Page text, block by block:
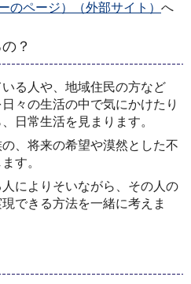
のページ）（外部サイト） へ
？
る人や、地域住民の方など
々の生活の中で気にかけたり
日常生活を見まります。
、将来の希望や漠然とした不
す。
によりそいながら、その人の
できる方法を一緒に考えま